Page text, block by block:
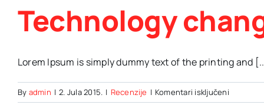
Technology
Lorem Ipsum is simply dummy text of the printing and
By admin | 2. Jula 2015. | Recenzije | Komentari isključeniza